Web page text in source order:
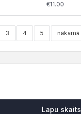
€11.00
3 4 5 nākamā
Lapu skaits